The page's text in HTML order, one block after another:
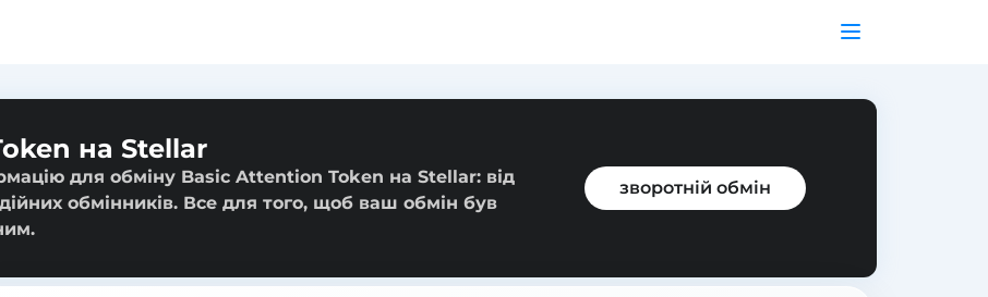
на Stellar
для обміну Basic Attention Token на Stellar: від
обмінників. Все для того, щоб ваш обмін був
зворотній обмін